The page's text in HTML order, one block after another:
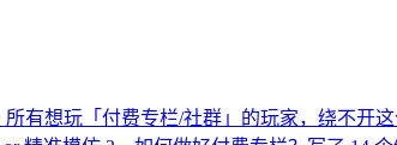
有想玩「付费专栏/社群」的玩家，绕不开